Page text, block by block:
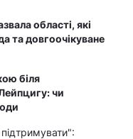
області, які
та довгоочікуване
біля
чи